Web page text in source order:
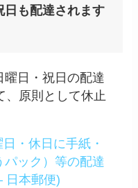
日も配達されます
日・祝日の配達
、原則として休止
・休日に手紙・
ック）等の配達
日本郵便)